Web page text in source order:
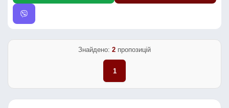
Знайдено: 2 пропозицій
1